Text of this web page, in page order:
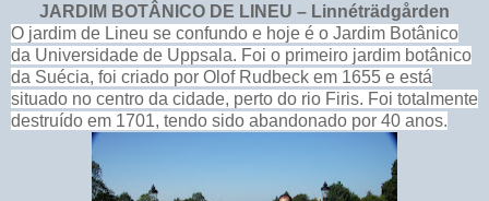
JARDIM BOTÂNICO DE LINEU – Linnéträdgården
O jardim de Lineu se confundo e hoje é o Jardim Botânico
da Universidade de Uppsala. Foi o primeiro jardim botânico
da Suécia, foi criado por Olof Rudbeck em 1655 e está
situado no centro da cidade, perto do rio Firis. Foi totalmente
destruído em 1701, tendo sido abandonado por 40 anos.